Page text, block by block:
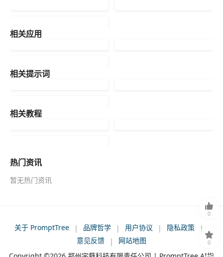
0
0
相关应用
相关提示词
相关教程
热门资讯
暂无热门资讯
关于 PromptTree | 品牌哲学 | 用户协议 | 隐私政策
|
意见反馈
|
网站地图